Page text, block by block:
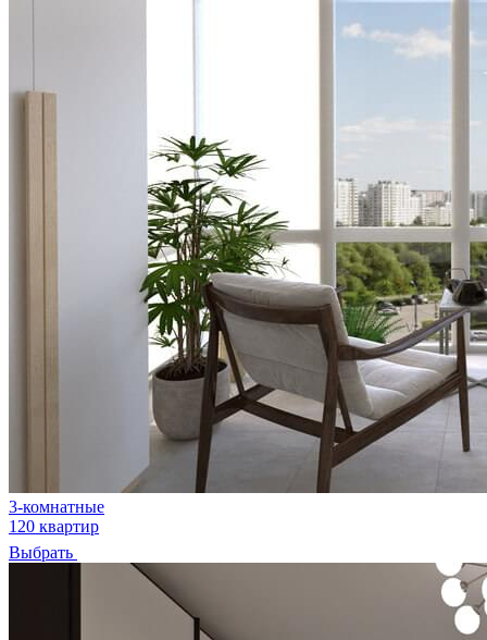
3-комнатные
120 квартир
Выбрать